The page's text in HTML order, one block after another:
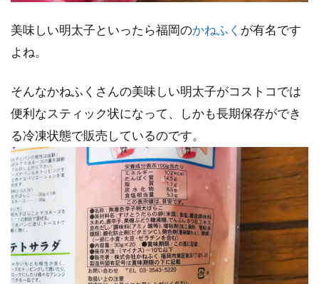
美味しい明太子といったら福岡のかねふく が有名です
よね。
そんなかねふくさんの美味しい明太子がコストコでは
便利なスティック状になって、しかも長期保存ができ
る冷凍状態で販売しているのです。